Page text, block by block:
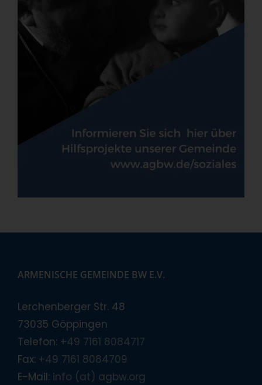
ARMENISCHE GEMEINDE BW E.V.
Lerchenberger Str. 48
73035 Göppingen
Telefon: +49 7161 8084717
Fax: +49 7161 8084709
E-Mail: info (at) agbw.org